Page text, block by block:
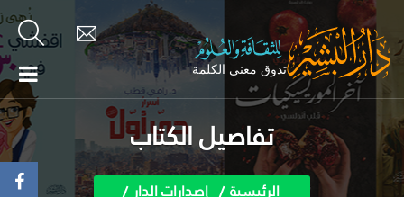
تفاصيل الكتاب
الرئيسية إصدارات الدار